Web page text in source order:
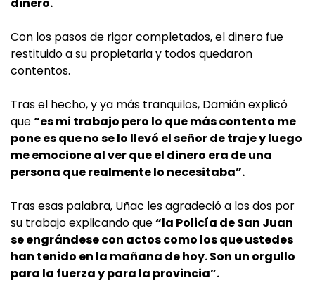
Con los pasos de rigor completados, el dinero fue
restituido a su propietaria y todos quedaron
contentos.
Tras el hecho, y ya más tranquilos, Damián explicó
que“es mi trabajo pero lo que más contento me
pone es que no se lo llevó el señor de traje y luego
me emocione al ver que el dinero era de una
persona que realmente lo necesitaba”.
Tras esas palabra, Uñac les agradeció a los dos por
su trabajo explicando que“la Policía de San Juan
se engrándese con actos como los que ustedes
han tenido en la mañana de hoy. Son un orgullo
para la fuerza y para la provincia”.